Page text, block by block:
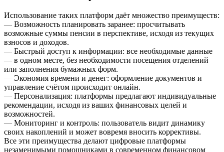
Использование таких платформ даёт множество преимуществ:
— Возможность планировать заранее: просчитывать
возможные суммы пенсии в перспективе, исходя из текущих
взносов и доходов.
— Быстрый доступ к информации: все необходимые данные
— в одном месте, без необходимости посещения отделений
или заполнения бумажных форм.
— Экономия времени и денег: оформление документов и
управление счётом происходит онлайн.
— Персонализация: платформы предлагают индивидуальные
рекомендации, исходя из ваших финансовых целей и
возможностей.
— Мониторинг и контроль: пользователь видит динамику
своих накоплений и может вовремя вносить коррективы.
Все эти преимущества делают цифровые платформы
незаменимыми помощниками в современном финансовом